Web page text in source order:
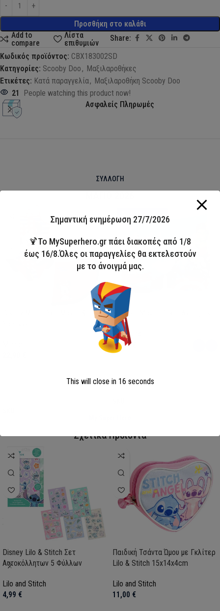
Προσθήκη στο καλάθι
Add to
compare
Λίστα
επιθυμιών
Share:
Κωδικός προϊόντος: CBX183002SD
Κατηγορίες: Scooby Doo , Μαξιλαροθήκες
Ετικέτες: Κατά παραγγελία, Μαξιλαροθήκη Scooby Doo
21
People watching this product now!
Ασφαλείς Πληρωμές
ΣΥΛΛΟΓΗ
Παιδικό Μαγιό Boxer Avengers
Avengers
13,00
Επιλογή
Σχετικά Προϊόντα
Disney Lilo & Stitch Σετ
Αυτοκόλλητων 5 Φύλλων
Lilo and Stitch
4,99 €
Παιδική Τσάντα Ώμου με Γκλίτερ
Lilo & Stitch 15x14x4cm
Lilo and Stitch
11,00 €
Σημαντική ενημέρωση 27/7/2026
🍹Το MySuperhero.gr πάει διακοπές από 1/8
έως 16/8.Όλες οι παραγγελίες θα εκτελεστούν
με το άνοιγμά μας.
This will close in 16 seconds